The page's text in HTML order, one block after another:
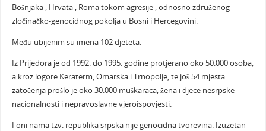
Bošnjaka , Hrvata , Roma tokom agresije , odnosno združenog
zločinačko-genocidnog pokolja u Bosni i Hercegovini.
Među ubijenim su imena 102 djeteta.
Iz Prijedora je od 1992. do 1995. godine protjerano oko 50.000 osoba,
a kroz logore Keraterm, Omarska i Trnopolje, te još 54 mjesta
zatočenja prošlo je oko 30.000 muškaraca, žena i djece nesrpske
nacionalnosti i nepravoslavne vjeroispovjesti.
I oni nama tzv. republika srpska nije genocidna tvorevina. Izuzetan